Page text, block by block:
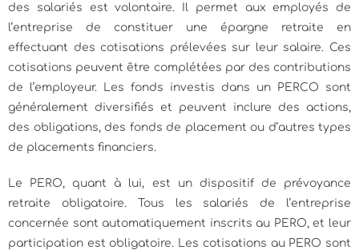
des salariés est volontaire. Il permet aux employés de
l’entreprise de constituer une épargne retraite en
effectuant des cotisations prélevées sur leur salaire. Ces
cotisations peuvent être complétées par des contributions
de l’employeur. Les fonds investis dans un PERCO sont
généralement diversifiés et peuvent inclure des actions,
des obligations, des fonds de placement ou d’autres types
de placements financiers.
Le PERO, quant à lui, est un dispositif de prévoyance
retraite obligatoire. Tous les salariés de l’entreprise
concernée sont automatiquement inscrits au PERO, et leur
participation est obligatoire. Les cotisations au PERO sont